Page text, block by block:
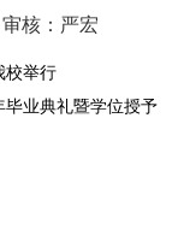
审核：严宏
校举行
毕业典礼暨学位授予